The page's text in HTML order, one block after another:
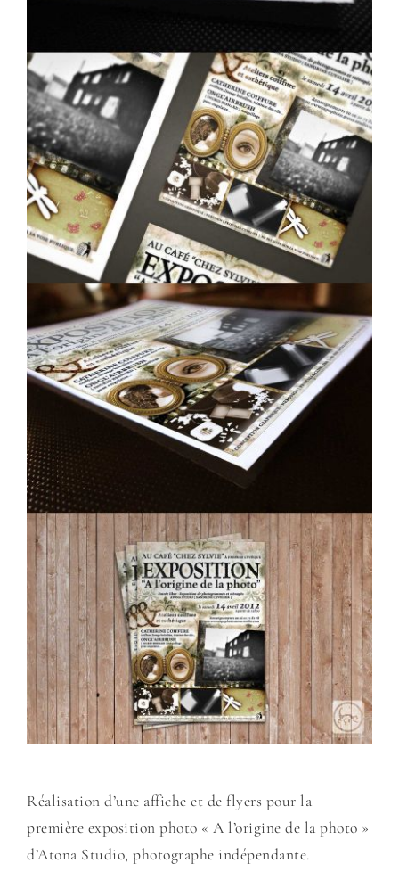
Réalisation d’une affiche et de flyers pour la
première exposition photo « A l’origine de la photo »
d’Atona Studio, photographe indépendante.